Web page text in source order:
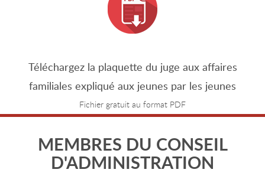
Téléchargez la plaquette du juge aux affaires
familiales expliqué aux jeunes par les jeunes
Fichier gratuit au format PDF
MEMBRES DU CONSEIL
D'ADMINISTRATION